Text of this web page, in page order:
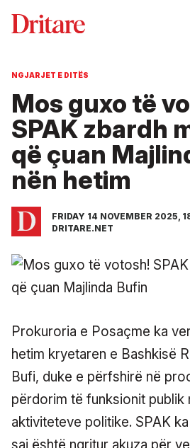
NGJARJET E DITËS
Mos guxo të
SPAK zbardh
që çuan
nën hetim
FRIDAY 14 NOVEMBER 2025,
DRITARE.NET
Prokuroria e Posaçme ka
hetim kryetaren e Bashkisë
Bufi, duke e përfshirë në
përdorim të funksionit publik
aktiviteteve politike. SPAK
saj është ngritur akuza për